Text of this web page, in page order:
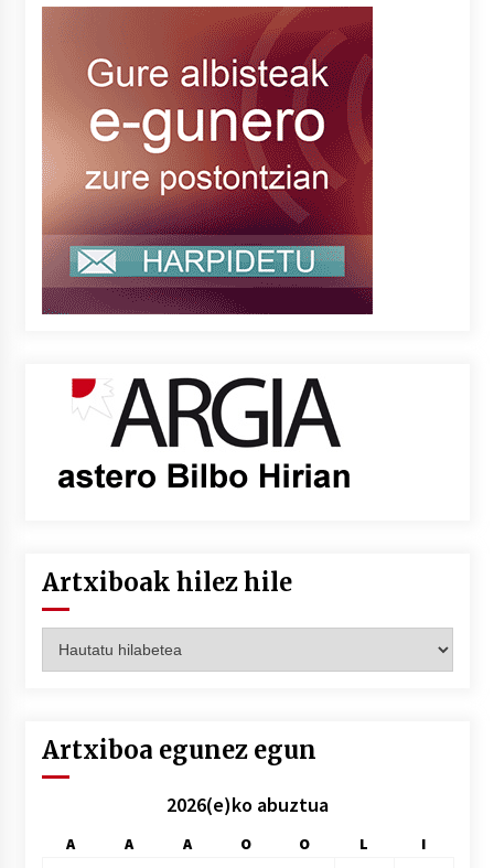
Artxiboak hilez hile
hilez
Artxiboa egunez egun
2026(e)ko abuztua
A A A O O L
I